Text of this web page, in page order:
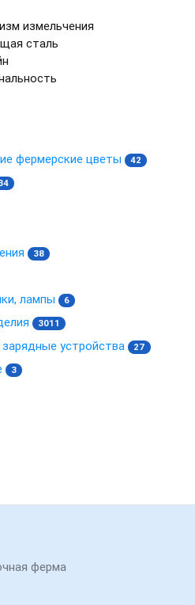
измельчения
сталь
фермерские цветы 42
38
лампы 6
3011
устройства 27
3
ферма